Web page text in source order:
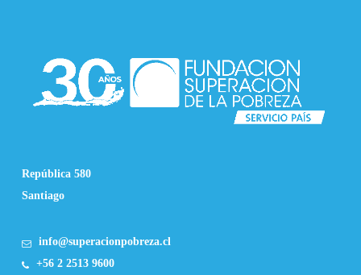
República 580
Santiago
info@superacionpobreza.cl
+56 2 2513 9600